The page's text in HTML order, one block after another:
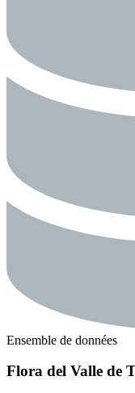
Ensemble de données
Flora del Valle de